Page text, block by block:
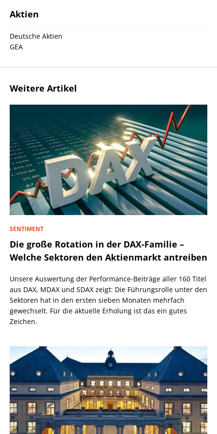
Aktien
Deutsche Aktien
GEA
Weitere Artikel
SENTIMENT
Die große Rotation in der DAX-Familie –
Welche Sektoren den Aktienmarkt antreiben
Unsere Auswertung der Performance-Beiträge aller 160 Titel
aus DAX, MDAX und SDAX zeigt: Die Führungsrolle unter den
Sektoren hat in den ersten sieben Monaten mehrfach
gewechselt. Für die aktuelle Erholung ist das ein gutes
Zeichen.